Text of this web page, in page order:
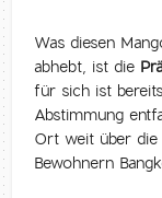
Was diesen
abhebt, ist die
für sich ist
Abstimmung
Ort weit über die
Bewohnern